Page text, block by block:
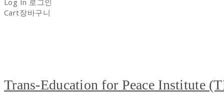
Log In 로그인
Cart장바구니
Trans-Education for Peace Institute